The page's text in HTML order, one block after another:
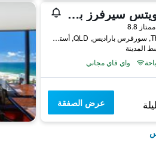
ميريتون سويتس سيرفرز بارادايس
ممتاز 8.8
86 The Esplanade, سورفرس باراديس, QLD, أستراليا
واي فاي مجاني
عرض الصفقة